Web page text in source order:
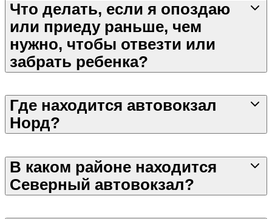
Что делать, если я опоздаю
или приеду раньше, чем
нужно, чтобы отвезти или
забрать ребенка?
Где находится автовокзал
Норд?
В каком районе находится
Северный автовокзал?